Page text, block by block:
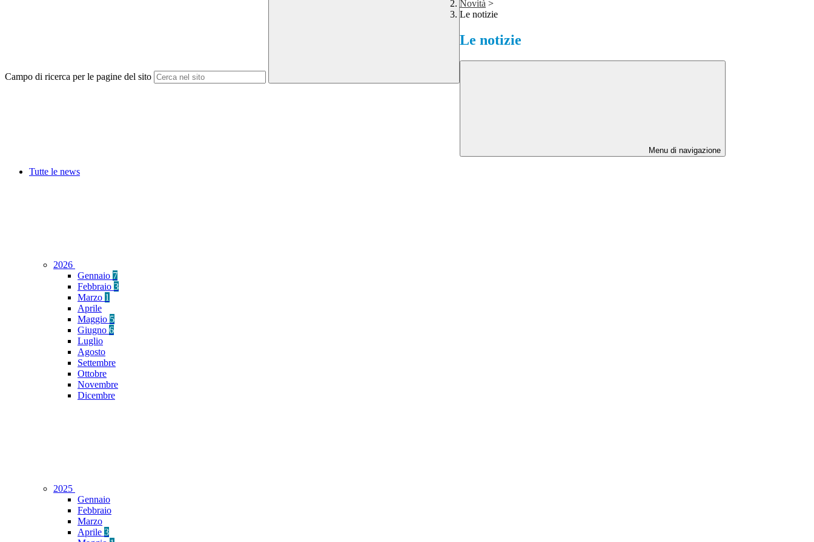
Campo di ricerca per le pagine del sito
Novità >
Le notizie
Le notizie
Menu di navigazione
Tutte le news
2026
Gennaio 7
Febbraio 3
Marzo 1
Aprile
Maggio 5
Giugno 6
Luglio
Agosto
Settembre
Ottobre
Novembre
Dicembre
2025
Gennaio
Febbraio
Marzo
Aprile 3